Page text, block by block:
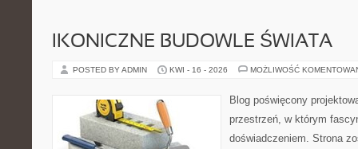
IKONICZNE BUDOWLE ŚWIATA
POSTED BY ADMIN KWI - 16 - 2026 MOŻLIWOŚĆ
Blog poświęcony
przestrzeń, w którym
doświadczeniem. Strona